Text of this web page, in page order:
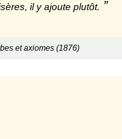
il y ajoute plutôt.
et axiomes (1876)